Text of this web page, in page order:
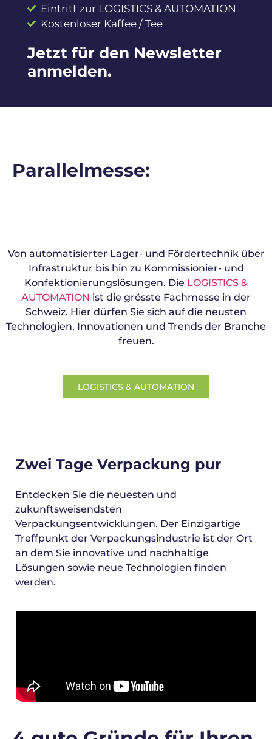
Eintritt zur LOGISTICS & AUTOMATION
Kostenloser Kaffee / Tee
Jetzt für den Newsletter
anmelden.
Parallelmesse:
Von automatisierter Lager- und Fördertechnik über
Infrastruktur bis hin zu Kommissionier- und
Konfektionierungslösungen. Die LOGISTICS &
AUTOMATION ist die grösste Fachmesse in der
Schweiz. Hier dürfen Sie sich auf die neusten
Technologien, Innovationen und Trends der Branche
freuen.
LOGISTICS & AUTOMATION
Zwei Tage Verpackung pur
Entdecken Sie die neuesten und
zukunftsweisendsten
Verpackungsentwicklungen. Der Einzigartige
Treffpunkt der Verpackungsindustrie ist der Ort
an dem Sie innovative und nachhaltige
Lösungen sowie neue Technologien finden
werden.